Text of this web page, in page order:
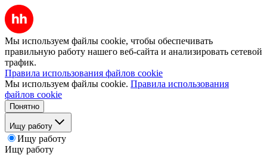
Мы используем файлы cookie, чтобы обеспечивать
правильную работу нашего веб-сайта и анализировать сетевой
трафик.
Правила использования файлов cookie
Мы используем файлы cookie. Правила использования
файлов cookie
Понятно
Ищу работу
Ищу работу
Ищу работу